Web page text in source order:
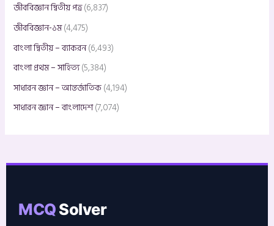
জীববিজ্ঞান দ্বিতীয় পত্র(6,837)
জীববিজ্ঞান-১ম(4,475)
বাংলা দ্বিতীয় – ব্যাকরন(6,493)
বাংলা প্রথম – সাহিত্য(5,384)
সাধারন জ্ঞান – আন্তর্জাতিক(4,194)
সাধারন জ্ঞান – বাংলাদেশ(7,074)
MCQSolver